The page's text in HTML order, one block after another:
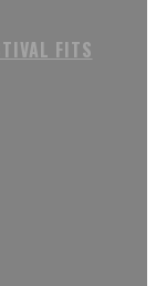
FITS